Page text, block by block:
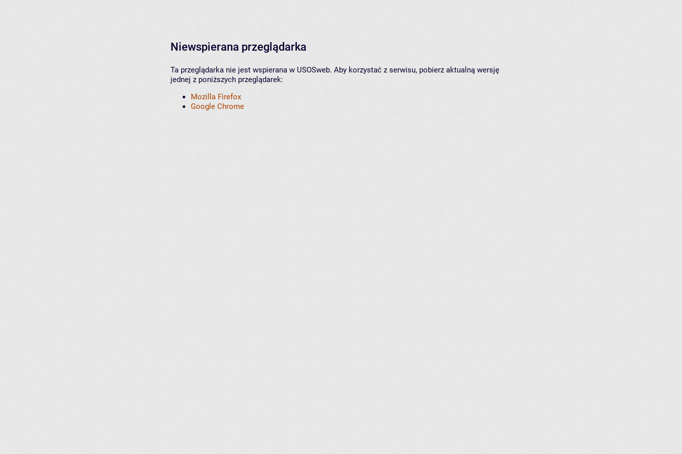
Niewspierana przeglądarka
Ta przeglądarka nie jest wspierana w USOSweb. Aby korzystać z serwisu, pobierz aktualną wersję
jednej z poniższych przeglądarek:
Mozilla Firefox
Google Chrome